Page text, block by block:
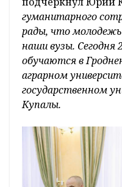
гуманитарного
рады, что
наши вузы. Сегодня
обучаются в
аграрном
государственном
Купалы.